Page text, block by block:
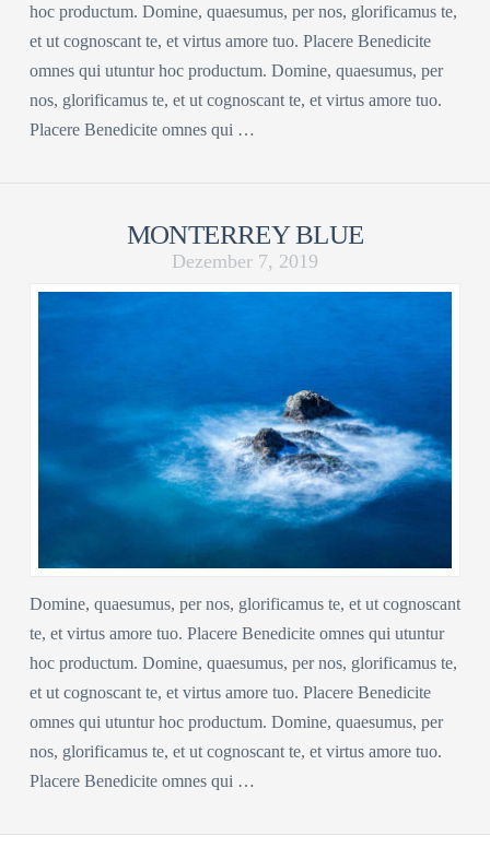
hoc productum. Domine, quaesumus, per nos, glorificamus te,
et ut cognoscant te, et virtus amore tuo. Placere Benedicite
omnes qui utuntur hoc productum. Domine, quaesumus, per
nos, glorificamus te, et ut cognoscant te, et virtus amore tuo.
Placere Benedicite omnes qui …
MONTERREY BLUE
Dezember 7, 2019
Domine, quaesumus, per nos, glorificamus te, et ut cognoscant
te, et virtus amore tuo. Placere Benedicite omnes qui utuntur
hoc productum. Domine, quaesumus, per nos, glorificamus te,
et ut cognoscant te, et virtus amore tuo. Placere Benedicite
omnes qui utuntur hoc productum. Domine, quaesumus, per
nos, glorificamus te, et ut cognoscant te, et virtus amore tuo.
Placere Benedicite omnes qui …